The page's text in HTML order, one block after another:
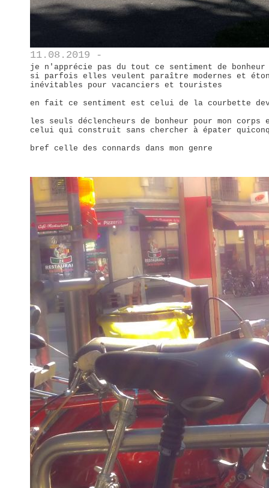
11.08.2019 -
je n'apprécie pas du tout ce sentiment de
si parfois elles veulent paraître modernes et
inévitables pour vacanciers et touristes
en fait ce sentiment est celui de la courbette
les seuls déclencheurs de bonheur pour mon
celui qui construit sans chercher à épater
bref celle des connards dans mon genre